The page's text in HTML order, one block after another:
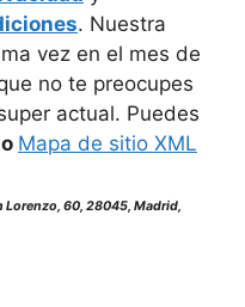
. Nuestra
vez en el mes de
no te preocupes
actual. Puedes
o Mapa de sitio XML
Lorenzo, 60, 28045, Madrid,